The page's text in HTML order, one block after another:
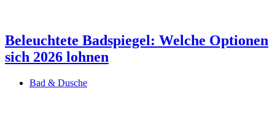
Beleuchtete Badspiegel: Welche Optionen
sich 2026 lohnen
Bad & Dusche